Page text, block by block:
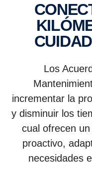
CONECTAMOS CADA
Los
incrementar la
y disminuir los
cual ofrecen
proactivo,
necesidades